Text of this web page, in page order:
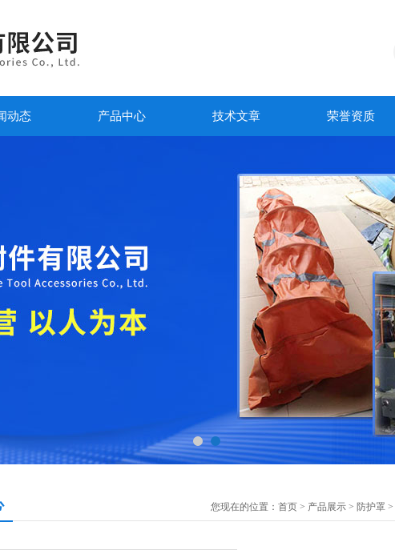
动态 产品中心 技术文章 荣誉资质
您现在的位置： 首页 > 产品展示 > 防护罩 >